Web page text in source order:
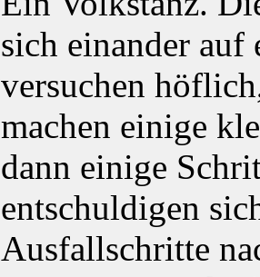
sich einander auf
versuchen
machen einige
dann einige
entschuldigen
Ausfallschritte